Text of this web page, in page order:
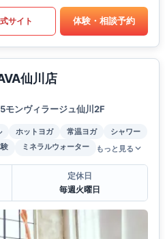
サイト 体験・相談予約
仙川店
モンヴィラージュ仙川2F
ホットヨガ 常温ヨガ
シャワー
ミネラルウォーター もっと見る
定休日
毎週火曜日